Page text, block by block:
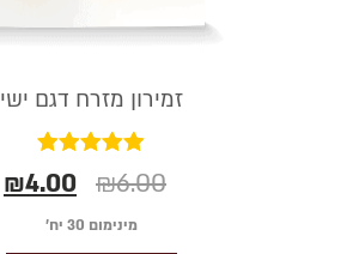
זמירון מזרח דגם ישי
5.00
₪6.00
₪4.00
מינימום 30 יח׳